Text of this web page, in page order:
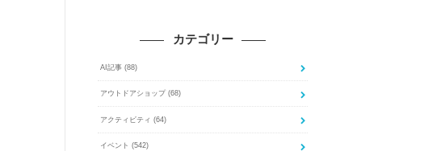
カテゴリー
AI記事 (88)
アウトドアショップ (68)
アクティビティ (64)
イベント (542)